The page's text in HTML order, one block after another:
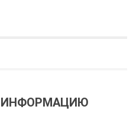
ИНФОРМАЦИЮ